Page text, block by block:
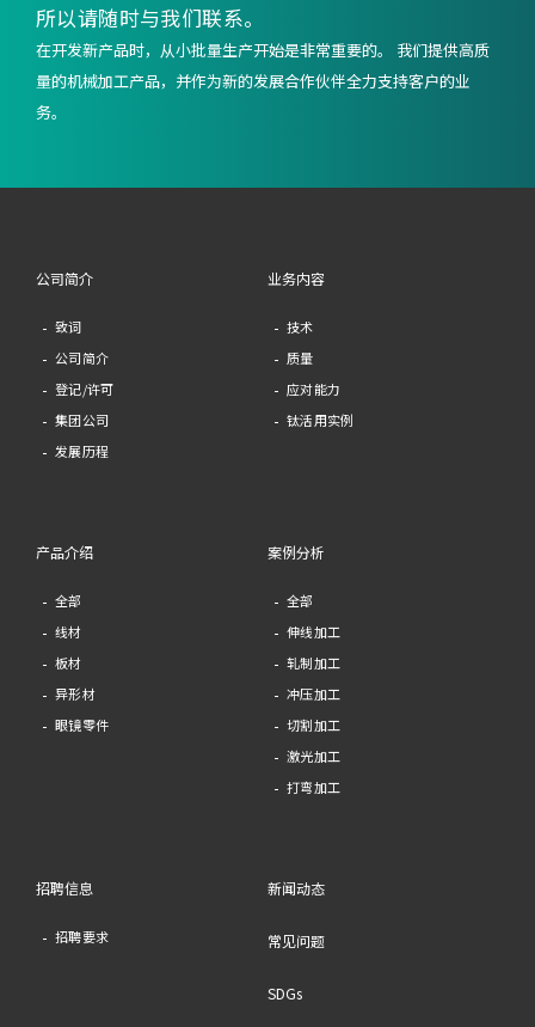
所以请随时与我们联系。
在开发新产品时，从小批量生产开始是非常重要的。 我们提供高质
量的机械加工产品，并作为新的发展合作伙伴全力支持客户的业
务。
公司简介
致词
公司简介
登记/许可
集团公司
发展历程
业务内容
技术
质量
应对能力
钛活用实例
产品介绍
全部
线材
板材
异形材
眼镜零件
案例分析
全部
伸线加工
轧制加工
冲压加工
切割加工
激光加工
打弯加工
招聘信息
招聘要求
新闻动态
常见问题
SDGs